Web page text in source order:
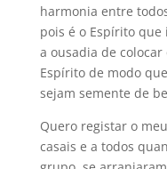
harmonia entre
pois é o Espírito que
a ousadia de colocar
Espírito de modo
sejam semente de
Quero registar o
casais e a todos